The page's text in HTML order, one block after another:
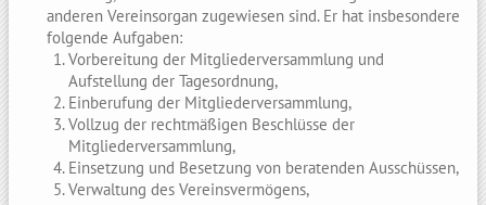
anderen Vereinsorgan zugewiesen sind. Er hat insbesondere
folgende Aufgaben:
Vorbereitung der Mitgliederversammlung und
Aufstellung der Tagesordnung,
Einberufung der Mitgliederversammlung,
Vollzug der rechtmäßigen Beschlüsse der
Mitgliederversammlung,
Einsetzung und Besetzung von beratenden Ausschüssen,
Verwaltung des Vereinsvermögens,